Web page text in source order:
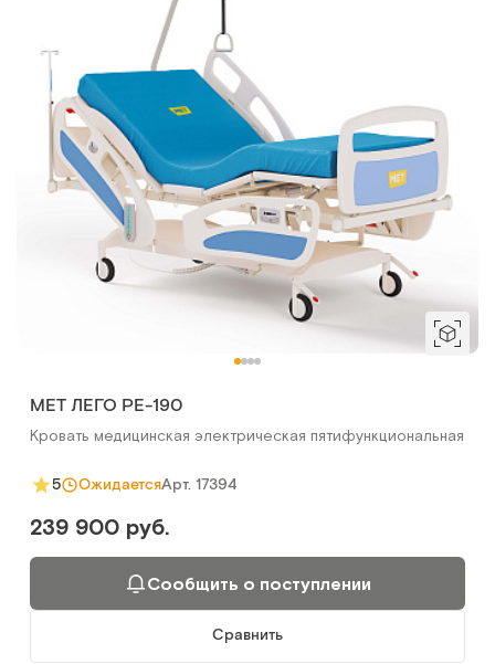
MET ЛЕГО РЕ-190
Кровать медицинская электрическая пятифункциональная
5 ОжидаетсяАрт. 17394
239 900 руб.
Сообщить о поступлении
Сравнить